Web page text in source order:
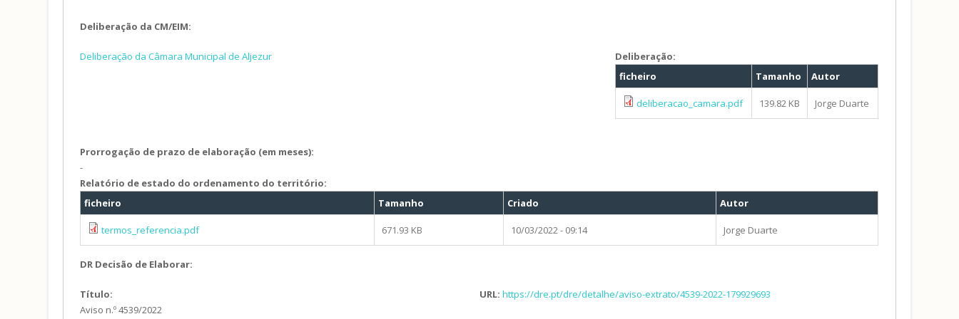
Deliberação da CM/EIM:
Deliberação da Câmara Municipal de Aljezur
Deliberação:
ficheiro
Tamanho Autor
deliberacao_camara.pdf 139.82 KB Jorge Duarte
Prorrogação de prazo de elaboração (em meses):
-
Relatório de estado do ordenamento do território:
ficheiro
Tamanho Criado Autor
termos_referencia.pdf 671.93 KB 10/03/2022 - 09:14 Jorge Duarte
DR Decisão de Elaborar:
Título:
Aviso n.º 4539/2022
URL: https://dre.pt/dre/detalhe/aviso-extrato/4539-2022-179929693